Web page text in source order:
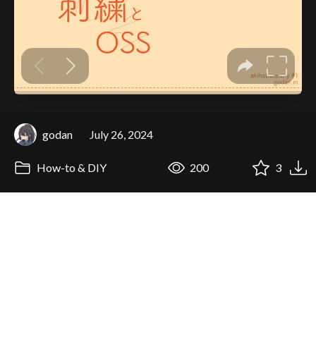
godan July 26, 2024
How-to & DIY 200 3